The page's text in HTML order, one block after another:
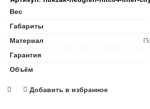
Вес
Габариты
Материал
Гарантия
Объём
Добавить в избранное